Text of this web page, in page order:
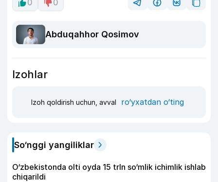
0 0
Abduqahhor Qosimov
Izohlar
Izoh qoldirish uchun, avval ro‘yxatdan o‘ting
So‘nggi yangiliklar
O‘zbekistonda olti oyda 15 trln so‘mlik ichimlik ishlab
chiqarildi